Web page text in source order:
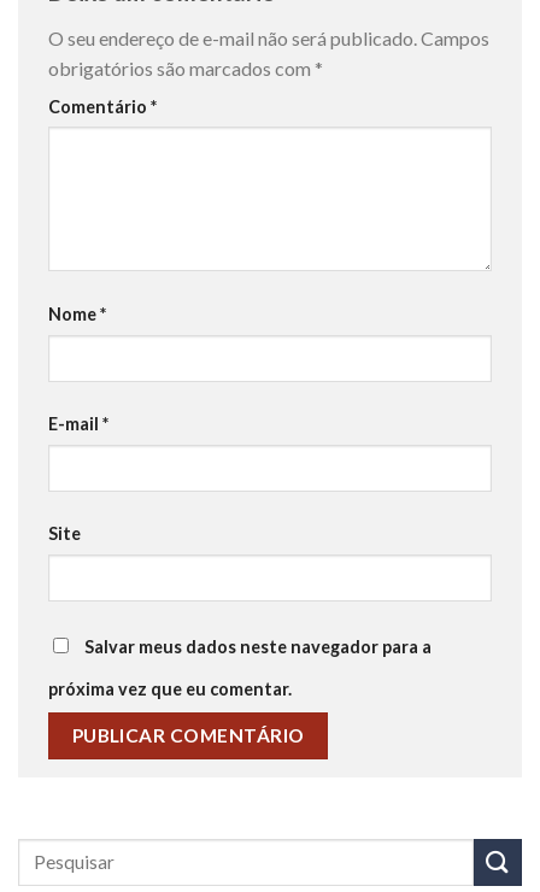
O seu endereço de e-mail não será publicado. Campos
obrigatórios são marcados com *
Comentário *
Nome*
E-mail *
Site
Salvar meus dados neste navegador para a
próxima vez que eu comentar.